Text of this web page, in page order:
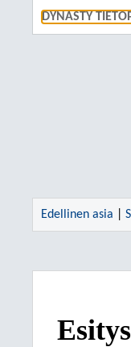
DYNASTY
Edellinen asia